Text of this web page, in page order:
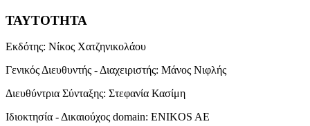
ΤΑΥΤΟΤΗΤΑ
Εκδότης: Νίκος Χατζηνικολάου
Γενικός Διευθυντής - Διαχειριστής: Μάνος Νιφλής
Διευθύντρια Σύνταξης: Στεφανία Κασίμη
Ιδιοκτησία - Δικαιούχος domain: ENIKOS AE